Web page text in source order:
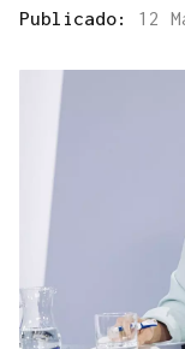
Publicado: 12